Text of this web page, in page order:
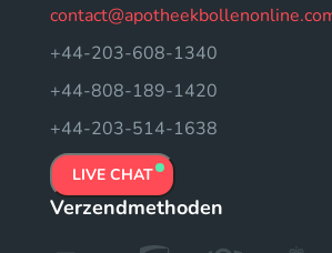
+44-203-608-1340
+44-808-189-1420
+44-203-514-1638
LIVE CHAT
Verzendmethoden